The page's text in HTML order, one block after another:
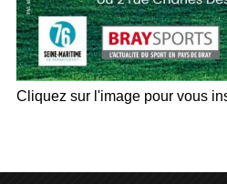
Cliquez sur l'image pour vous